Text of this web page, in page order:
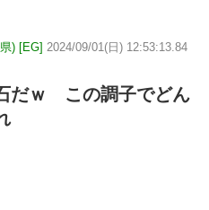
) [EG] 2024/09/01(日) 12:53:13.84
だｗ この調子でどん